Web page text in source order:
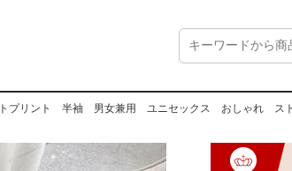
プリント 半袖 男女兼用 ユニセックス おしゃれ ス